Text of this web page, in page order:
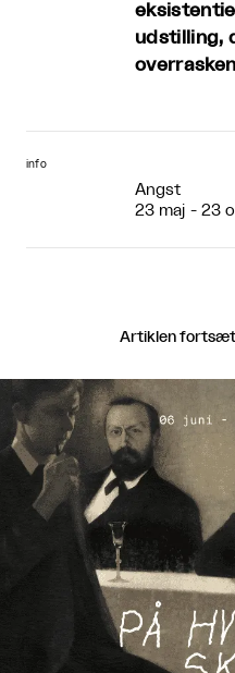
udstilling,
info
Angst
23 maj - 23
Artiklen